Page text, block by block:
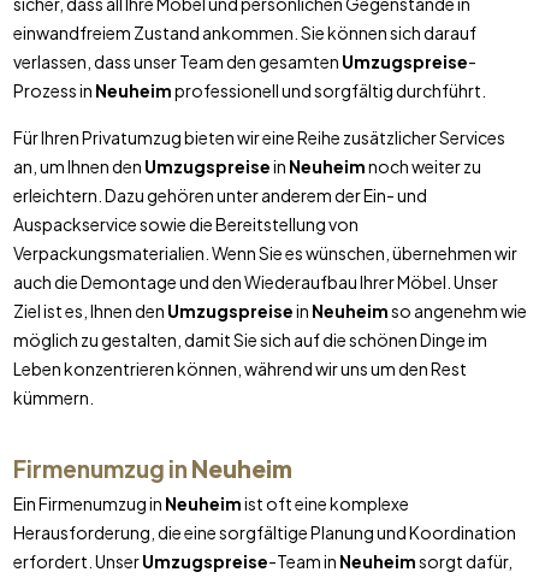
einwandfreiem Zustand ankommen. Sie können sich darauf
verlassen, dass unser Team den gesamten Umzugspreise-
Prozess in Neuheimprofessionell und sorgfältig durchführt.
Für Ihren Privatumzug bieten wir eine Reihe zusätzlicher Services
an, um Ihnen den Umzugspreisein Neuheimnoch weiter zu
erleichtern. Dazu gehören unter anderem der Ein- und
Auspackservice sowie die Bereitstellung von
Verpackungsmaterialien. Wenn Sie es wünschen, übernehmen wir
auch die Demontage und den Wiederaufbau Ihrer Möbel. Unser
Ziel ist es, Ihnen den Umzugspreisein Neuheimso angenehm wie
möglich zu gestalten, damit Sie sich auf die schönen Dinge im
Leben konzentrieren können, während wir uns um den Rest
kümmern.
Firmenumzug in Neuheim
Ein Firmenumzug in Neuheimist oft eine komplexe
Herausforderung, die eine sorgfältige Planung und Koordination
erfordert. UnserUmzugspreise-Team in Neuheimsorgt dafür,